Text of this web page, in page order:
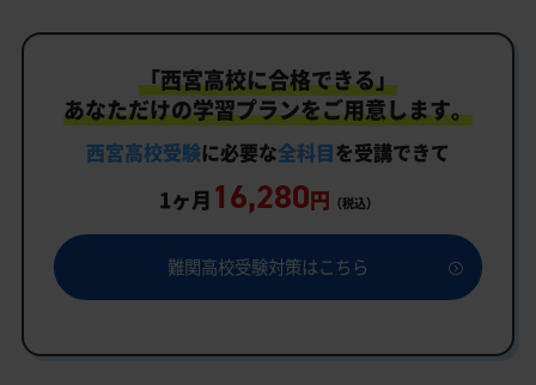
イドカリキュラム」だから成果が出る！
カリキュラムや料金についてお気軽にご相談くださ
い
西宮高校受験専門のオンライン家庭教師「いつでも
クイック指導」もご用意
西宮高校の特徴
教育理念
「西宮高校に合格できる」
あなただけの学習プランをご用意します。
西宮高校受験に必要な全科目を受講できて
1ヶ月 16,280円 （税込）
難関高校受験対策はこちら